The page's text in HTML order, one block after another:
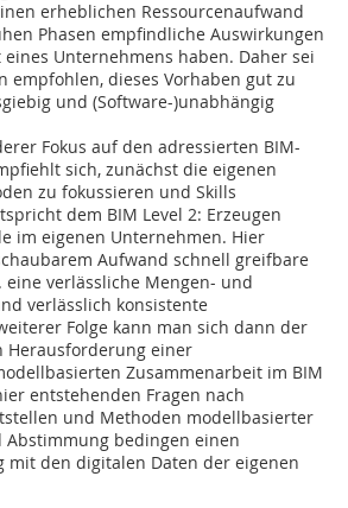
erheblichen Ressourcenaufwand
Phasen empfindliche Auswirkungen
Unternehmens haben. Daher sei
empfohlen, dieses Vorhaben gut zu
und (Software-)unabhängig
Fokus auf den adressierten BIM-
sich, zunächst die eigenen
zu fokussieren und Skills
dem BIM Level 2: Erzeugen
im eigenen Unternehmen. Hier
Aufwand schnell greifbare
eine verlässliche Mengen- und
verlässlich konsistente
Folge kann man sich dann der
Herausforderung einer
Zusammenarbeit im BIM
entstehenden Fragen nach
und Methoden modellbasierter
bedingen einen
mit den digitalen Daten der eigenen